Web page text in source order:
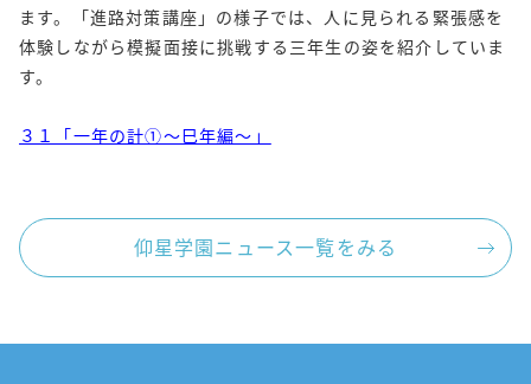
ます。「進路対策講座」の様子では、人に見られる緊張感を
体験しながら模擬面接に挑戦する三年生の姿を紹介していま
す。
３１「一年の計①～巳年編～」
仰星学園ニュース一覧をみる